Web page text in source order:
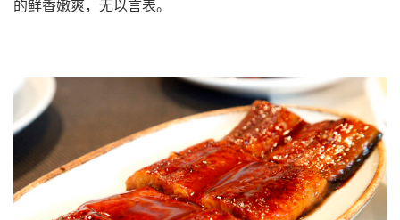
的鲜香嫩爽，无以言表。